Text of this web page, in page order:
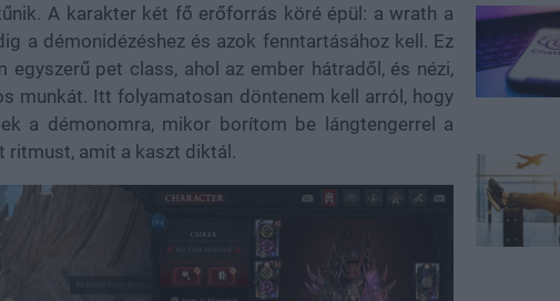
A karakter két fő erőforrás köré épül: a wrath a
a démonidézéshez és azok fenntartásához kell. Ez
pet class, ahol az ember hátradől, és nézi,
munkát. Itt folyamatosan döntenem kell arról, hogy
a démonomra, mikor borítom be lángtengerrel a
ritmust, amit a kaszt diktál.